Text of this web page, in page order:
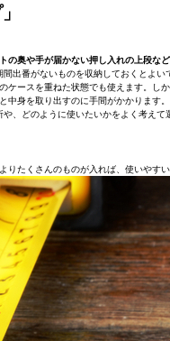
の奥や手が届かない押し入れの上段な
間出番がないものを収納しておくとよい
ースを重ねた状態でも使えます。し
と中身を取り出すのに手間がかかります。
、どのように使いたいかをよく考えて
たくさんのものが入れば、使いやす